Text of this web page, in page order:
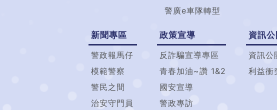
警廣e車隊轉型
新聞專區
警政報馬仔
模範警察
警民之間
治安守門員
政策宣導
反詐騙宣導專區
青春加油~讚 1&2
國安宣導
警政專訪
資訊公
資訊公
利益衝